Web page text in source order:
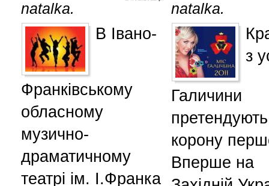
natalka.
В Івано-
Франківському
обласному
музично-
драматичному
театрі ім. І.Франка
natalka.
з
Галичини
корону
Вперше на